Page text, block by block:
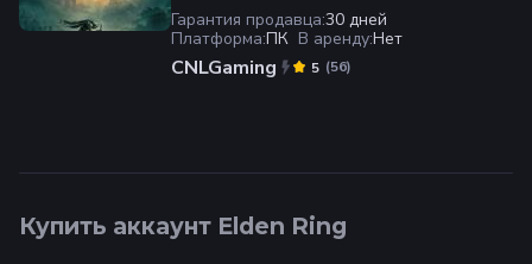
Гарантия продавца:30 дней
Платформа:ПК В аренду:Нет
CNLGaming (56)
5
Купить аккаунт Elden Ring